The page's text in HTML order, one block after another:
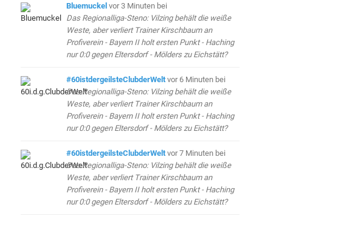
Bluemuckel vor 3 Minuten bei
Das Regionalliga-Steno: Vilzing behält die weiße
Weste, aber verliert Trainer Kirschbaum an
Profiverein - Bayern II holt ersten Punkt - Haching
nur 0:0 gegen Eltersdorf - Mölders zu Eichstätt?
#60istdergeilsteClubderWelt vor 6 Minuten bei
Das Regionalliga-Steno: Vilzing behält die weiße
Weste, aber verliert Trainer Kirschbaum an
Profiverein - Bayern II holt ersten Punkt - Haching
nur 0:0 gegen Eltersdorf - Mölders zu Eichstätt?
#60istdergeilsteClubderWelt vor 7 Minuten bei
Das Regionalliga-Steno: Vilzing behält die weiße
Weste, aber verliert Trainer Kirschbaum an
Profiverein - Bayern II holt ersten Punkt - Haching
nur 0:0 gegen Eltersdorf - Mölders zu Eichstätt?